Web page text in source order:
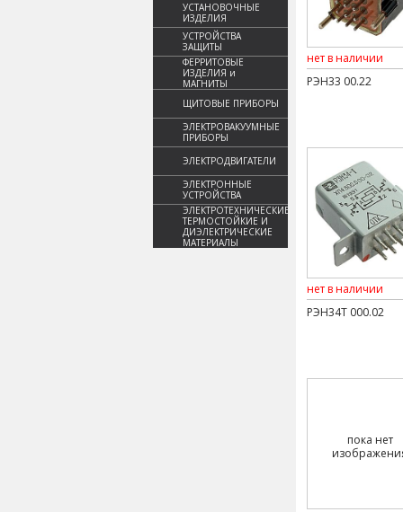
УСТАНОВОЧНЫЕ
ИЗДЕЛИЯ
УСТРОЙСТВА
ЗАЩИТЫ
ФЕРРИТОВЫЕ
ИЗДЕЛИЯ и
МАГНИТЫ
ЩИТОВЫЕ ПРИБОРЫ
ЭЛЕКТРОВАКУУМНЫЕ
ПРИБОРЫ
ЭЛЕКТРОДВИГАТЕЛИ
ЭЛЕКТРОННЫЕ
УСТРОЙСТВА
ЭЛЕКТРОТЕХНИЧЕСКИЕ,
ТЕРМОСТОЙКИЕ И
ДИЭЛЕКТРИЧЕСКИЕ
МАТЕРИАЛЫ
нет в наличии
РЭН33 00.22
нет в наличии
РЭН34Т 000.02
пока нет